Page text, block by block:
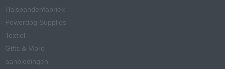
Halsbandenfabriek
Powerdog Supplies
Textiel
Gifts & More
aanbiedingen